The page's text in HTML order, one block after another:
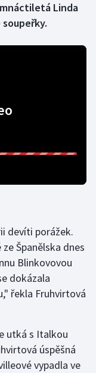
Linda
devíti porážek.
Španělska dnes
Blinkovovou
dokázala
řekla Fruhvirtová
utká s Italkou
úspěšná
vypadla ve